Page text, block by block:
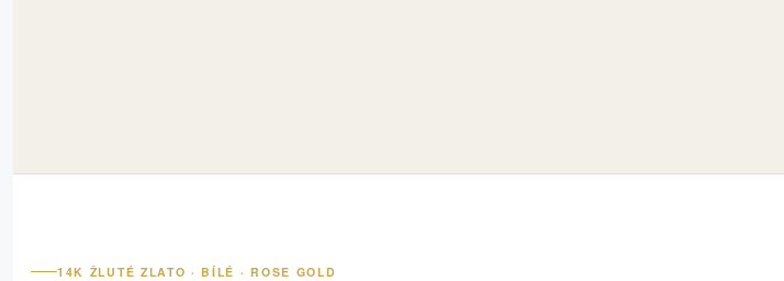
14K ŽLUTÉ ZLATO · BÍLÉ · ROSE GOLD